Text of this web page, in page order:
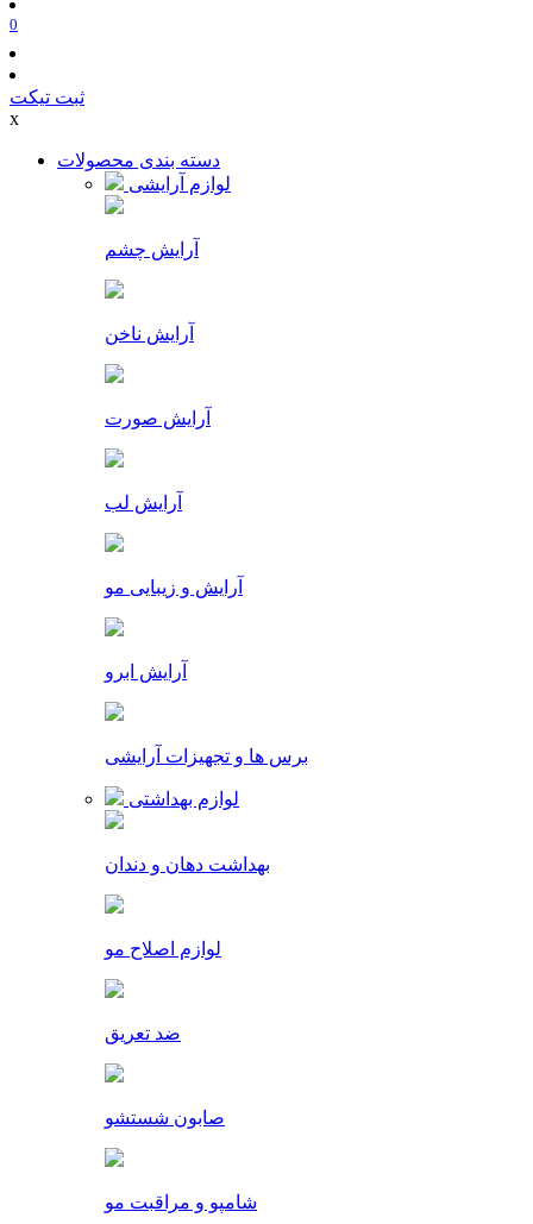
0
ثبت تیکت
x
دسته بندی محصولات
لوازم آرایشی
آرایش چشم
آرایش ناخن
آرایش صورت
آرایش لب
آرایش و زیبایی مو
آرایش ابرو
برس ها و تجهیزات آرایشی
لوازم بهداشتی
بهداشت دهان و دندان
لوازم اصلاح مو
ضد تعریق
صابون شستشو
شامپو و مراقبت مو